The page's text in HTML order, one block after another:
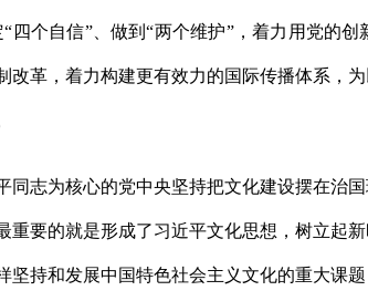
四个自信”、做到“两个维护”，着力用党的
改革，着力构建更有效力的国际传播体系，
志为核心的党中央坚持把文化建设摆在治
重要的就是形成了习近平文化思想，树立起
持和发展中国特色社会主义文化的重大课